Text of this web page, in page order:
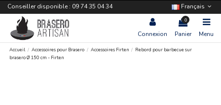
Conseiller disponible : 09 74 35 04 34 Français
Connexion
0
Panier Menu
Accueil Accessoires pour Brasero Accessoires Firten
Rebord pour barbecue sur
brasero Ø 150 cm - Firten